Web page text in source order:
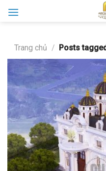
Trang chủ / Posts